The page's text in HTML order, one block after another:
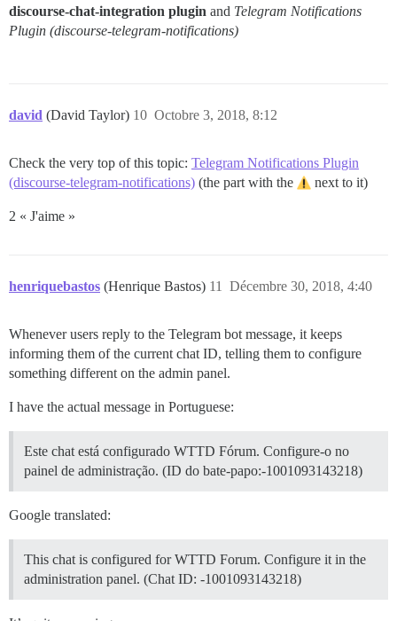
discourse-chat-integration plugin and Telegram Notifications
Plugin (discourse-telegram-notifications)
david (David Taylor) Octobre 3, 2018, 8:12
10
Check the very top of this topic: Telegram Notifications Plugin
(discourse-telegram-notifications) (the part with the next to it)
2 « J'aime »
henriquebastos (Henrique Bastos) Décembre 30, 2018, 4:40
11
Whenever users reply to the Telegram bot message, it keeps
informing them of the current chat ID, telling them to configure
something different on the admin panel.
I have the actual message in Portuguese:
Este chat está configurado WTTD Fórum. Configure-o no
painel de administração. (ID do bate-papo:-1001093143218)
Google translated:
This chat is configured for WTTD Forum. Configure it in the
administration panel. (Chat ID: -1001093143218)